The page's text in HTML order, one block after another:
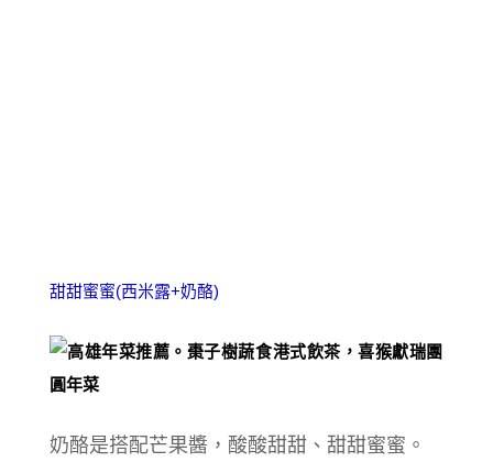
甜甜蜜蜜(西米露+奶酪)
奶酪是搭配芒果醬，酸酸甜甜、甜甜蜜蜜。